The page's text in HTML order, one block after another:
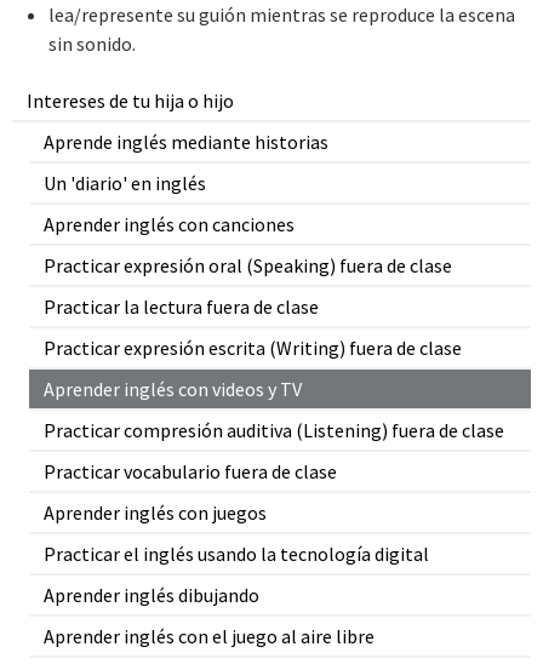
Intereses de tu hija o hijo
Aprende inglés mediante historias
Un 'diario' en inglés
Aprender inglés con canciones
Practicar expresión oral (Speaking) fuera de clase
Practicar la lectura fuera de clase
Practicar expresión escrita (Writing) fuera de clase
Aprender inglés con videos y TV
Practicar compresión auditiva (Listening) fuera de clase
Practicar vocabulario fuera de clase
Aprender inglés con juegos
Practicar el inglés usando la tecnología digital
Aprender inglés dibujando
Aprender inglés con el juego al aire libre
lea/represente su guión mientras se reproduce la escena
sin sonido.